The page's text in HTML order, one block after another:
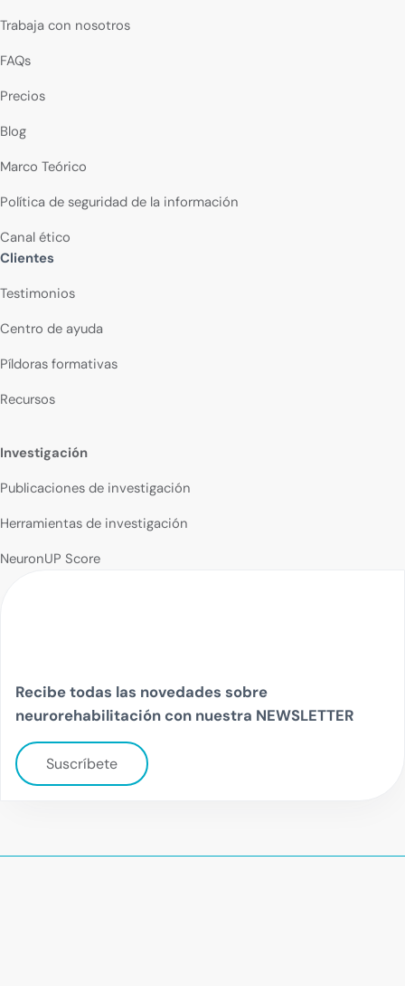
Trabaja con nosotros
FAQs
Precios
Blog
Marco Teórico
Política de seguridad de la información
Canal ético
Clientes
Testimonios
Centro de ayuda
Píldoras formativas
Recursos
Investigación
Publicaciones de investigación
Herramientas de investigación
NeuronUP Score
Recibe todas las novedades sobre
neurorehabilitación con nuestra NEWSLETTER
Suscríbete